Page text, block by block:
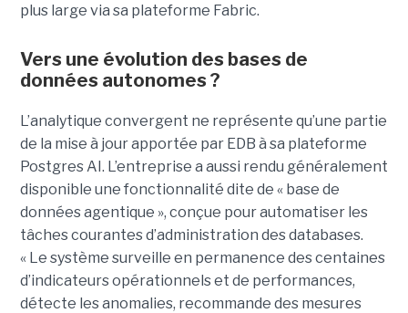
plus large via sa plateforme Fabric.
Vers une évolution des bases de
données autonomes ?
L’analytique convergent ne représente qu’une partie
de la mise à jour apportée par EDB à sa plateforme
Postgres AI. L’entreprise a aussi rendu généralement
disponible une fonctionnalité dite de « base de
données agentique », conçue pour automatiser les
tâches courantes d’administration des databases.
« Le système surveille en permanence des centaines
d’indicateurs opérationnels et de performances,
détecte les anomalies, recommande des mesures